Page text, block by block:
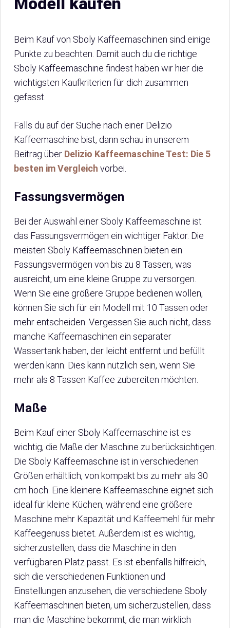
Beim Kauf von Sboly Kaffeemaschinen sind einige
Punkte zu beachten. Damit auch du die richtige
Sboly Kaffeemaschine findest haben wir hier die
wichtigsten Kaufkriterien für dich zusammen
gefasst.
Falls du auf der Suche nach einer Delizio
Kaffeemaschine bist, dann schau in unserem
Beitrag über Delizio Kaffeemaschine Test: Die 5
besten im Vergleich vorbei.
Fassungsvermögen
Bei der Auswahl einer Sboly Kaffeemaschine ist
das Fassungsvermögen ein wichtiger Faktor. Die
meisten Sboly Kaffeemaschinen bieten ein
Fassungsvermögen von bis zu 8 Tassen, was
ausreicht, um eine kleine Gruppe zu versorgen.
Wenn Sie eine größere Gruppe bedienen wollen,
können Sie sich für ein Modell mit 10 Tassen oder
mehr entscheiden. Vergessen Sie auch nicht, dass
manche Kaffeemaschinen ein separater
Wassertank haben, der leicht entfernt und befüllt
werden kann. Dies kann nützlich sein, wenn Sie
mehr als 8 Tassen Kaffee zubereiten möchten.
Maße
Beim Kauf einer Sboly Kaffeemaschine ist es
wichtig, die Maße der Maschine zu berücksichtigen.
Die Sboly Kaffeemaschine ist in verschiedenen
Größen erhältlich, von kompakt bis zu mehr als 30
cm hoch. Eine kleinere Kaffeemaschine eignet sich
ideal für kleine Küchen, während eine größere
Maschine mehr Kapazität und Kaffeemehl für mehr
Kaffeegenuss bietet. Außerdem ist es wichtig,
sicherzustellen, dass die Maschine in den
verfügbaren Platz passt. Es ist ebenfalls hilfreich,
sich die verschiedenen Funktionen und
Einstellungen anzusehen, die verschiedene Sboly
Kaffeemaschinen bieten, um sicherzustellen, dass
man die Maschine bekommt, die man wirklich